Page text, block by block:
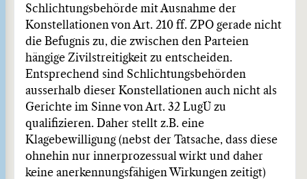
Schlichtungsbehörde mit Ausnahme der
Konstellationen von Art. 210 ff. ZPO gerade nicht
die Befugnis zu, die zwischen den Parteien
hängige Zivilstreitigkeit zu entscheiden.
Entsprechend sind Schlichtungsbehörden
ausserhalb dieser Konstellationen auch nicht als
Gerichte im Sinne von Art. 32 LugÜ zu
qualifizieren. Daher stellt z.B. eine
Klagebewilligung (nebst der Tatsache, dass diese
ohnehin nur innerprozessual wirkt und daher
keine anerkennungsfähigen Wirkungen zeitigt)